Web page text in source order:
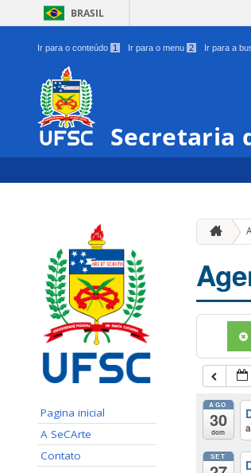
BRASIL
Ir para o conteúdo 1 Ir para o menu 2 Ir para a
Secretaria
Pagina inicial
A SeCArte
Contato
AGO
30
dom
SET